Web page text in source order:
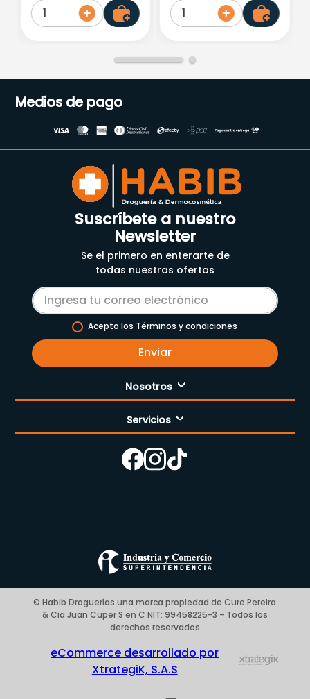
1 1
Medios de pago
Suscríbete a nuestro
Newsletter
Se el primero en enterarte de
todas nuestras ofertas
Acepto los Términos y condiciones
Enviar
Nosotros
Nuestra empresa
Cómo comprar
Nuestras tiendas
Términos y condiciones
Preguntas Frecuentes Place to Pay
Politica de privacidad
Blog
Servicios
Enfermería
© Habib Droguerías una marca propiedad de Cure Pereira
& Cia Juan Cuper S en C NIT: 99458225-3 - Todos los
derechos reservados
eCommerce desarrollado por
XtrategiK, S.A.S